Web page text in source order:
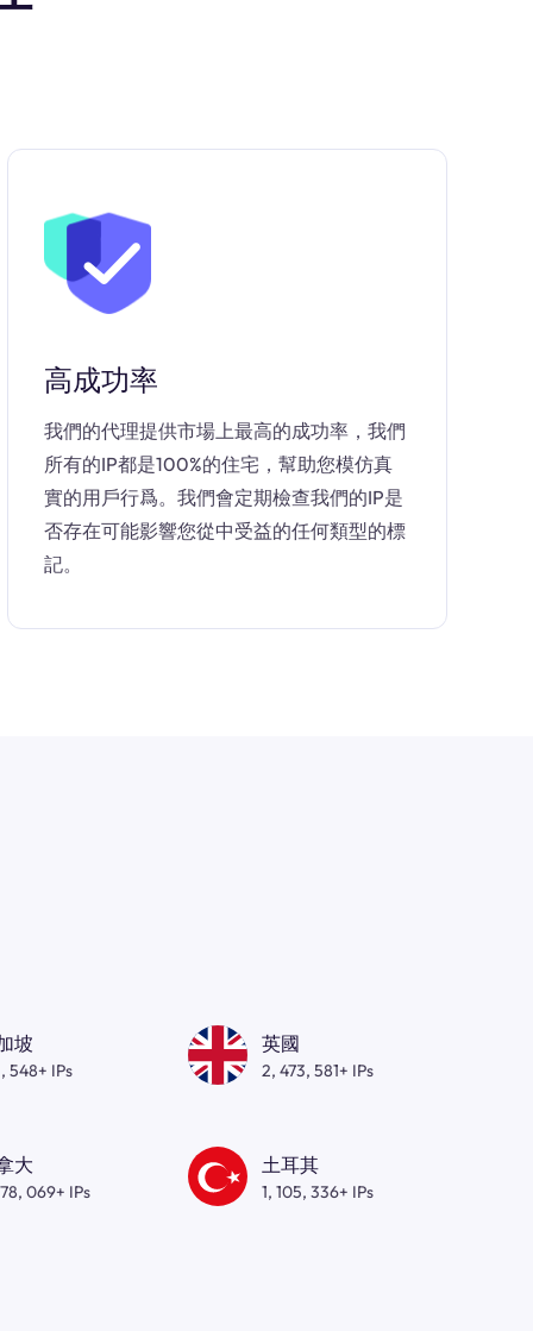
高成功率
我們的代理提供市場上最高的成功率，我們
所有的IP都是100%的住宅，幫助您模仿真
實的用戶行爲。我們會定期檢查我們的IP是
否存在可能影響您從中受益的任何類型的標
記。
坡
548+ IPs
英國
2, 473, 581+ IPs
大
069+ IPs
土耳其
1, 105, 336+ IPs